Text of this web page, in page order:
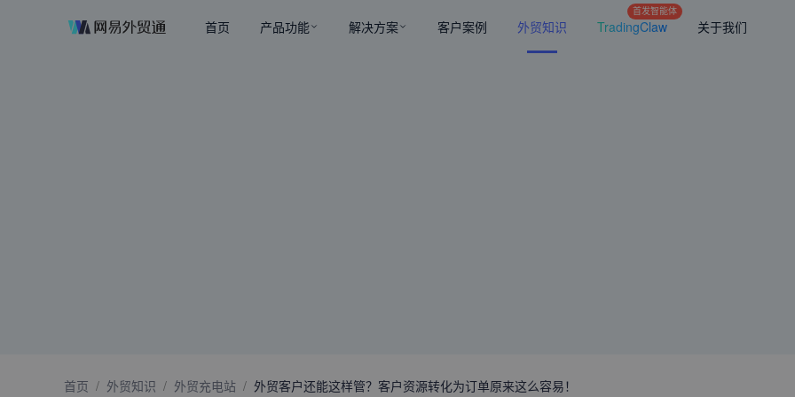
首页 产品功能 解决方案 客户案例 外贸知识 TradingClaw
首发智能体
关于我们
首页 / 外贸知识 / 外贸充电站 / 外贸客户还能这样管？客户资源转化为订单原来这么容易！